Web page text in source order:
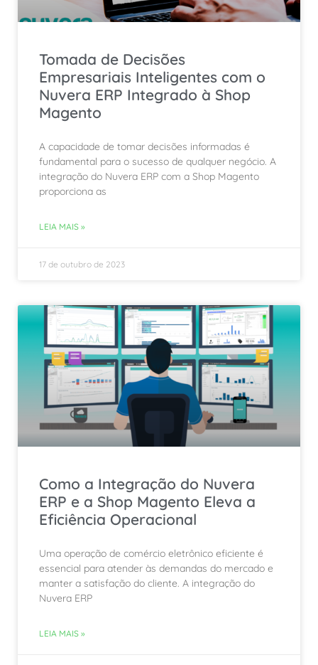
Tomada de Decisões
Empresariais Inteligentes com o
Nuvera ERP Integrado à Shop
Magento
A capacidade de tomar decisões informadas é
fundamental para o sucesso de qualquer negócio. A
integração do Nuvera ERP com a Shop Magento
proporciona as
LEIA MAIS »
17 de outubro de 2023
Como a Integração do Nuvera
ERP e a Shop Magento Eleva a
Eficiência Operacional
Uma operação de comércio eletrônico eficiente é
essencial para atender às demandas do mercado e
manter a satisfação do cliente. A integração do
Nuvera ERP
LEIA MAIS »